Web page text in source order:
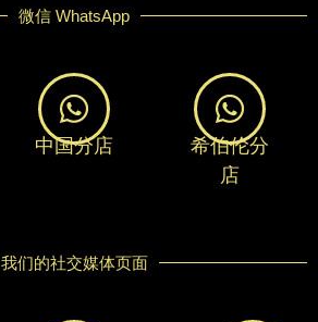
微信 WhatsApp
希伯伦分
店
中国分店
我们的社交媒体页面